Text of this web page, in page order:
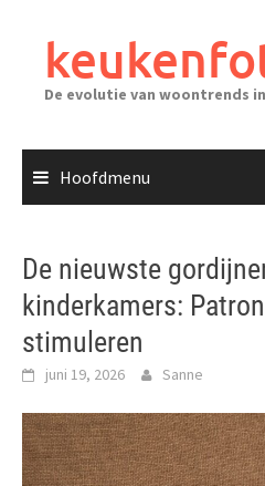
inhoudDe evolutie van woontrends
Hoofdmenu
De nieuwste
kinderkamers:
stimuleren
juni 19, 2026 Sanne